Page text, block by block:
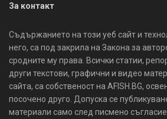
За контакт
Съдържанието на този уеб сайт и
него, са под закрила на Закона за
сродните му права. Всички статии,
други текстови, графични и видео
сайта, са собственост на AFISH.BG,
посочено друго. Допуска се
материали само след писмено съгласие